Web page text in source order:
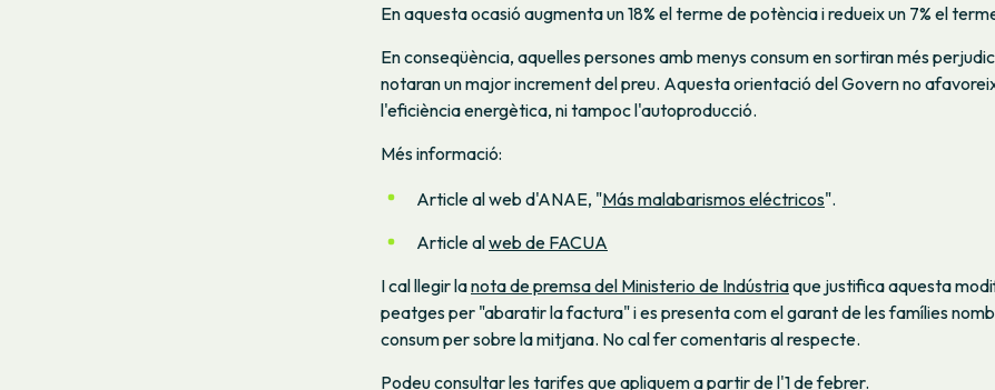
En aquesta ocasió augmenta un 18% el terme de potència i redueix un 7% el
En conseqüència, aquelles persones amb menys consum en sortiran més
notaran un major increment del preu. Aquesta orientació del Govern no
l'eficiència energètica, ni tampoc l'autoproducció.
Més informació:
Article al web d'ANAE, "Más malabarismos eléctricos".
Article alweb de FACUA
I cal llegir lanota de premsa del Ministerio de Indústriaque justifica aquesta
peatges per "abaratir la factura" i es presenta com el garant de les famílies
consum per sobre la mitjana. No cal fer comentaris al respecte.
Podeu consultar lestarifes que apliquem a partir de l'1 de febrer.